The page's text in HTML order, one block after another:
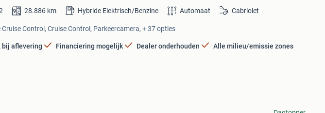
28.886 km Hybride Elektrisch/Benzine Automaat Cabriolet
Control, Cruise Control, Parkeercamera, + 37 opties
bij aflevering Financiering mogelijk Dealer onderhouden Alle milieu/emissie zones